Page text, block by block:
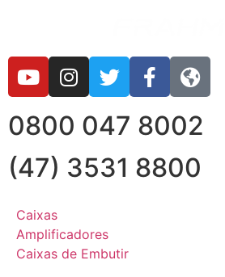
0800 047 8002
(47) 3531 8800
Caixas
Amplificadores
Caixas de Embutir